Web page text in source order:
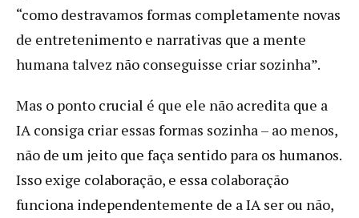
“como destravamos formas completamente novas
de entretenimento e narrativas que a mente
humana talvez não conseguisse criar sozinha”.
Mas o ponto crucial é que ele não acredita que a
IA consiga criar essas formas sozinha – ao menos,
não de um jeito que faça sentido para os humanos.
Isso exige colaboração, e essa colaboração
funciona independentemente de a IA ser ou não,